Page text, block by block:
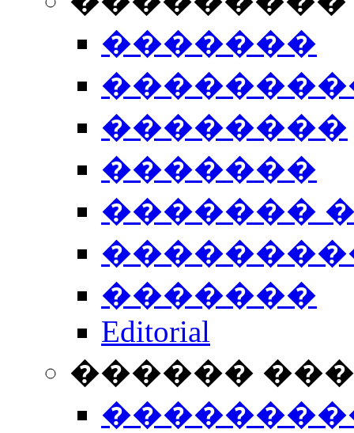
�������
��������
�������
�������
�������
Editorial
������